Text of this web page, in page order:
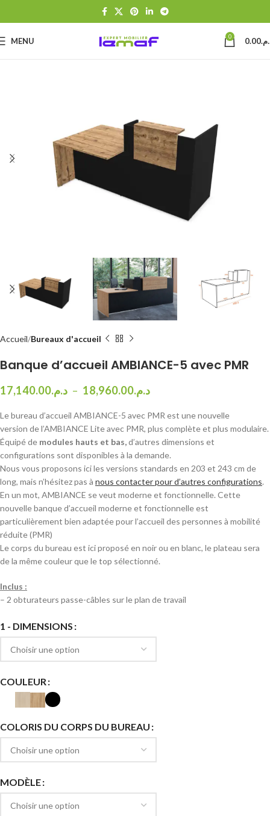
MENU 0 0.00
Accueil Bureaux d'accueil
Banque d’accueil AMBIANCE-5 avec PMR
د.م.17,140.00 – د.م.18,960.00
Le bureau d’accueil AMBIANCE-5 avec PMR est une nouvelle
version de l’AMBIANCE Lite avec PMR, plus complète et plus modulaire.
Équipé de modules hauts et bas,d’autres dimensions et
configurations sont disponibles à la demande.
Nous vous proposons ici les versions standards en 203 et 243 cm de
long, mais n’hésitez pas à nous contacter pour d’autres configurations.
En un mot, AMBIANCE se veut moderne et fonctionnelle. Cette
nouvelle banque d’accueil moderne et fonctionnelle est
particulièrement bien adaptée pour l’accueil des personnes à mobilité
réduite (PMR)
Le corps du bureau est ici proposé en noir ou en blanc, le plateau sera
de la même couleur que le top sélectionné.
Inclus :
– 2 obturateurs passe-câbles sur le plan de travail
1 - DIMENSIONS
COULEUR
COLORIS DU CORPS DU BUREAU
MODÈLE